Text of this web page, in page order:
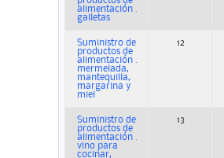
alimentación .
galletas
Suministro de
productos de
alimentación .
mermelada,
mantequilla,
margarina y
miel
12
Suministro de
productos de
alimentación .
vino para
cocinar,
13